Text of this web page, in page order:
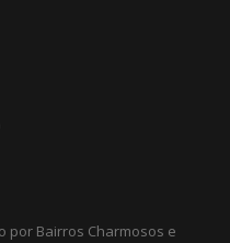
por Bairros Charmosos e